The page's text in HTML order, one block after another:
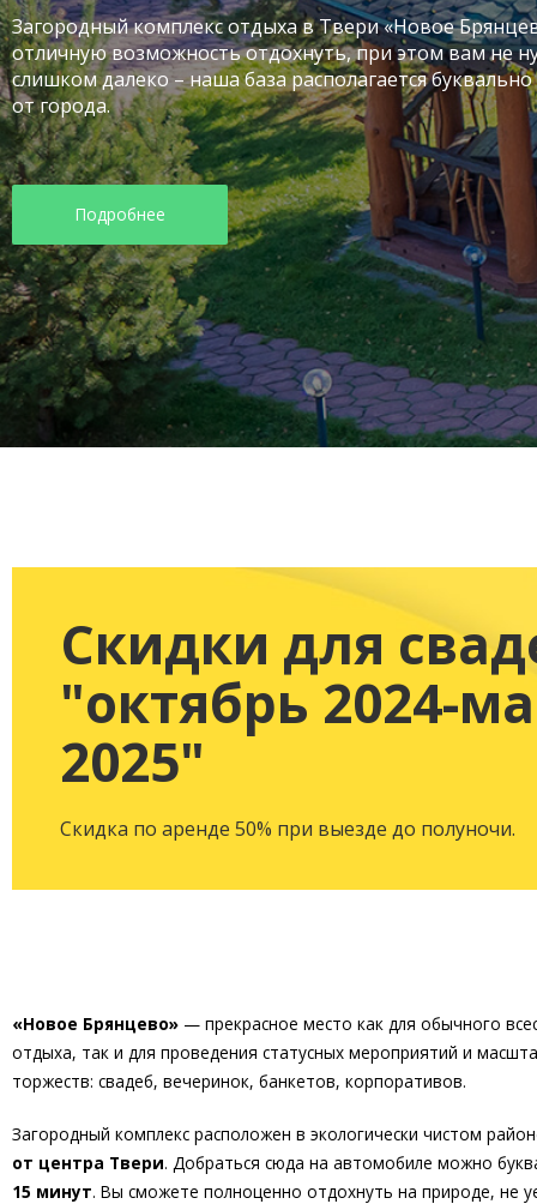
Загородный комплекс отдыха в Твери «Новое
отличную возможность отдохнуть, при этом вам не
слишком далеко – наша база располагается
от города.
Подробнее
Скидки для
"октябрь 2024-
2025"
Скидка по аренде 50% при выезде до полуночи.
«Новое Брянцево» — прекрасное место как для обычного
отдыха, так и для проведения статусных мероприятий и
торжеств: свадеб, вечеринок, банкетов, корпоративов.
Загородный комплекс расположен в экологически чистом
от центра Твери. Добраться сюда на автомобиле можно
15 минут. Вы сможете полноценно отдохнуть на природе, не